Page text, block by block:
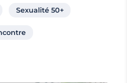
Sexualité 50+